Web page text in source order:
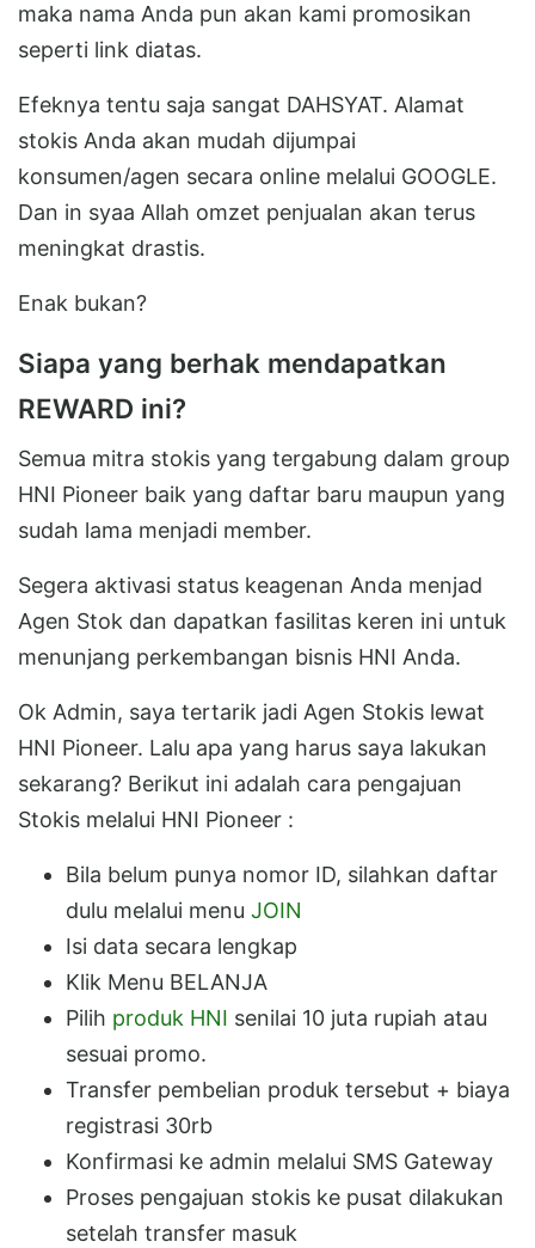
maka nama Anda pun akan kami promosikan
seperti link diatas.
Efeknya tentu saja sangat DAHSYAT. Alamat
stokis Anda akan mudah dijumpai
konsumen/agen secara online melalui GOOGLE.
Dan in syaa Allah omzet penjualan akan terus
meningkat drastis.
Enak bukan?
Siapa yang berhak mendapatkan
REWARD ini?
Semua mitra stokis yang tergabung dalam group
HNI Pioneer baik yang daftar baru maupun yang
sudah lama menjadi member.
Segera aktivasi status keagenan Anda menjad
Agen Stok dan dapatkan fasilitas keren ini untuk
menunjang perkembangan bisnis HNI Anda.
Ok Admin, saya tertarik jadi Agen Stokis lewat
HNI Pioneer. Lalu apa yang harus saya lakukan
sekarang? Berikut ini adalah cara pengajuan
Stokis melalui HNI Pioneer :
Bila belum punya nomor ID, silahkan daftar
dulu melalui menu JOIN
Isi data secara lengkap
Klik Menu BELANJA
Pilih produk HNI senilai 10 juta rupiah atau
sesuai promo.
Transfer pembelian produk tersebut + biaya
registrasi 30rb
Konfirmasi ke admin melalui SMS Gateway
Proses pengajuan stokis ke pusat dilakukan
setelah transfer masuk